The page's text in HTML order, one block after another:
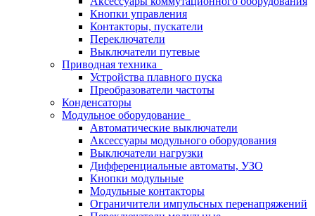
Кнопки управления
Контакторы, пускатели
Переключатели
Выключатели путевые
Приводная техника
Устройства плавного пуска
Преобразователи частоты
Конденсаторы
Модульное оборудование
Автоматические выключатели
Аксессуары модульного оборудования
Выключатели нагрузки
Дифференциальные автоматы, УЗО
Кнопки модульные
Модульные контакторы
Ограничители импульсных перенапряжений